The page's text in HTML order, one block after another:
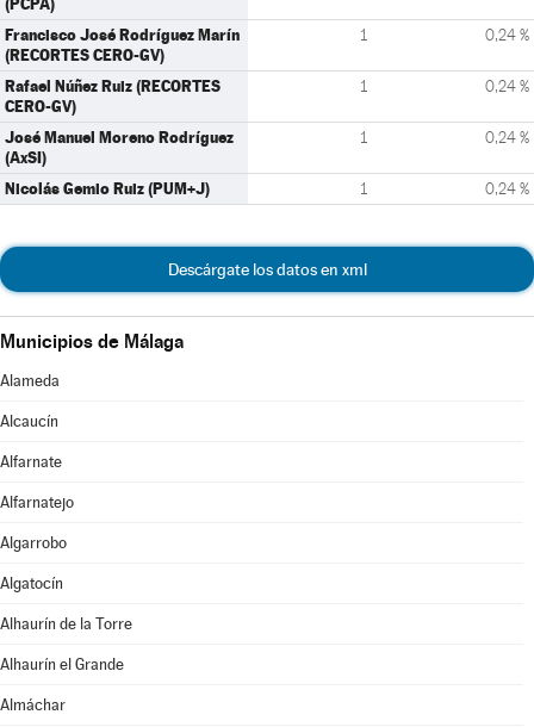
Francisco José Rodríguez Marín
(RECORTES CERO-GV)
1 0,24 %
Rafael Núñez Ruiz (RECORTES
CERO-GV)
1 0,24 %
José Manuel Moreno Rodríguez
(AxSI)
1 0,24 %
Nicolás Gemio Ruiz (PUM+J) 1 0,24 %
Descárgate los datos en xml
Municipios de Málaga
Alameda
Alcaucín
Alfarnate
Alfarnatejo
Algarrobo
Algatocín
Alhaurín de la Torre
Alhaurín el Grande
Almáchar